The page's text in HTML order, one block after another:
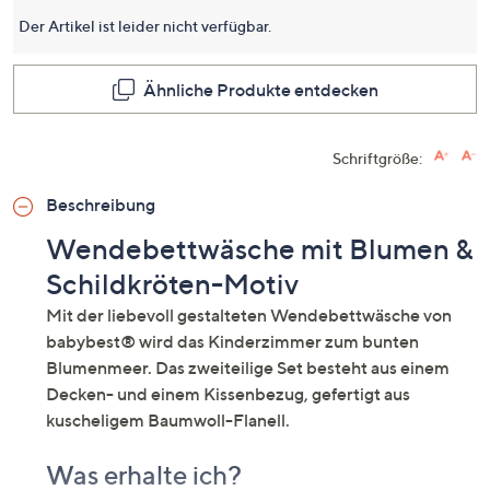
Der Artikel ist leider nicht verfügbar.
Ähnliche Produkte entdecken
Schriftgröße:
Beschreibung
Wendebettwäsche mit Blumen &
Schildkröten-Motiv
Mit der liebevoll gestalteten Wendebettwäsche von
babybest® wird das Kinderzimmer zum bunten
Blumenmeer. Das zweiteilige Set besteht aus einem
Decken- und einem Kissenbezug, gefertigt aus
kuscheligem Baumwoll-Flanell.
Was erhalte ich?